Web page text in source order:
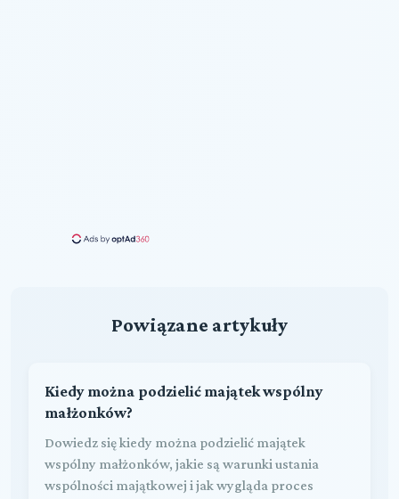
Powiązane artykuły
Kiedy można podzielić majątek wspólny
małżonków?
Dowiedz się kiedy można podzielić majątek
wspólny małżonków, jakie są warunki ustania
wspólności majątkowej i jak wygląda proces